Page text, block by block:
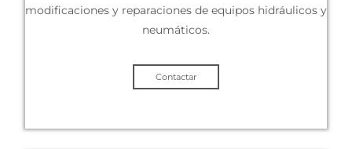
modificaciones y reparaciones de equipos hidráulicos y
neumáticos.
Contactar